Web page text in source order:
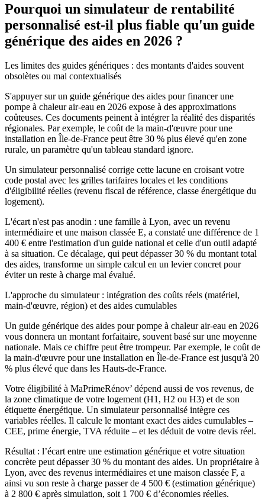
Pourquoi un simulateur de rentabilité
personnalisé est-il plus fiable qu'un guide
générique des aides en 2026 ?
Les limites des guides génériques : des montants d'aides souvent
obsolètes ou mal contextualisés
S'appuyer sur un guide générique des aides pour financer une
pompe à chaleur air-eau en 2026 expose à des approximations
coûteuses. Ces documents peinent à intégrer la réalité des disparités
régionales. Par exemple, le coût de la main-d'œuvre pour une
installation en Île-de-France peut être 30 % plus élevé qu'en zone
rurale, un paramètre qu'un tableau standard ignore.
Un simulateur personnalisé corrige cette lacune en croisant votre
code postal avec les grilles tarifaires locales et les conditions
d'éligibilité réelles (revenu fiscal de référence, classe énergétique du
logement).
L'écart n'est pas anodin : une famille à Lyon, avec un revenu
intermédiaire et une maison classée E, a constaté une différence de 1
400 € entre l'estimation d'un guide national et celle d'un outil adapté
à sa situation. Ce décalage, qui peut dépasser 30 % du montant total
des aides, transforme un simple calcul en un levier concret pour
éviter un reste à charge mal évalué.
L'approche du simulateur : intégration des coûts réels (matériel,
main-d'œuvre, région) et des aides cumulables
Un guide générique des aides pour pompe à chaleur air-eau en 2026
vous donnera un montant forfaitaire, souvent basé sur une moyenne
nationale. Mais ce chiffre peut être trompeur. Par exemple, le coût de
la main-d'œuvre pour une installation en Île-de-France est jusqu'à 20
% plus élevé que dans les Hauts-de-France.
Votre éligibilité à MaPrimeRénov’ dépend aussi de vos revenus, de
la zone climatique de votre logement (H1, H2 ou H3) et de son
étiquette énergétique. Un simulateur personnalisé intègre ces
variables réelles. Il calcule le montant exact des aides cumulables –
CEE, prime énergie, TVA réduite – et les déduit de votre devis réel.
Résultat : l’écart entre une estimation générique et votre situation
concrète peut dépasser 30 % du montant des aides. Un propriétaire à
Lyon, avec des revenus intermédiaires et une maison classée F, a
ainsi vu son reste à charge passer de 4 500 € (estimation générique)
à 2 800 € après simulation, soit 1 700 € d’économies réelles.